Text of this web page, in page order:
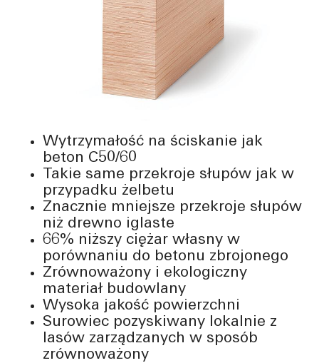
Wytrzymałość na ściskanie jak
beton C50/60
Takie same przekroje słupów jak w
przypadku żelbetu
Znacznie mniejsze przekroje słupów
niż drewno iglaste
66% niższy ciężar własny w
porównaniu do betonu zbrojonego
Zrównoważony i ekologiczny
materiał budowlany
Wysoka jakość powierzchni
Surowiec pozyskiwany lokalnie z
lasów zarządzanych w sposób
zrównoważony